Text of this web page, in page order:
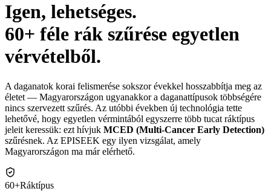
Igen, lehetséges.
60+ féle rák szűrése egyetlen
vérvételből.
A daganatok korai felismerése sokszor évekkel hosszabbítja meg az
életet — Magyarországon ugyanakkor a daganattípusok többségére
nincs szervezett szűrés. Az utóbbi években új technológia tette
lehetővé, hogy egyetlen vérmintából egyszerre több tucat ráktípus
jeleit keressük: ezt hívjuk MCED (Multi-Cancer Early Detection)
szűrésnek. Az EPISEEK egy ilyen vizsgálat, amely
Magyarországon ma már elérhető.
60+Ráktípus